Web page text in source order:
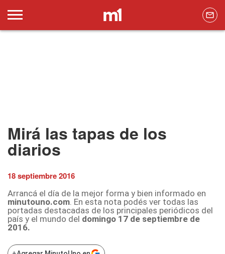
Mirá las tapas de los
diarios
18 septiembre 2016
Arrancá el día de la mejor forma y bien informado en
minutouno.com. En esta nota podés ver todas las
portadas destacadas de los principales periódicos del
país y el mundo del domingo 17 de septiembre de
2016.